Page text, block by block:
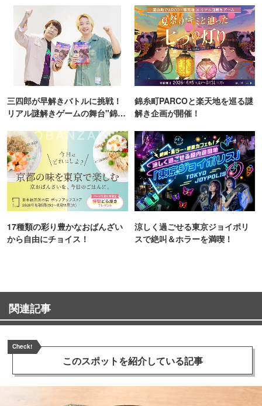
三四郎が早解きバトルに挑戦！
リアル謎解きゲームの舞台"錦糸
錦糸町PARCOと楽天地を巡る謎
解き企画が開催！
17種類の彩り豊かなおばんざい
から自由にチョイス！
涼しく過ごせる東京ジョイポリ
スで絶叫＆ホラーを満喫！
関連記事
Check!
このスポットを紹介している記事